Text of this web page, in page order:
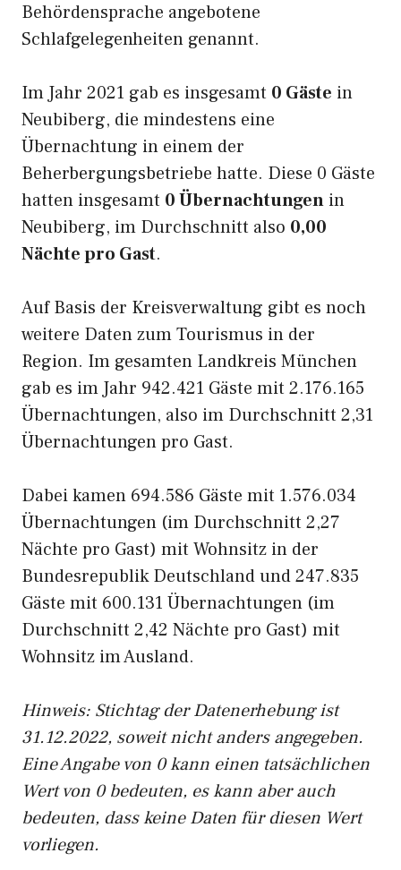
Behördensprache angebotene
Schlafgelegenheiten genannt.
Im Jahr 2021 gab es insgesamt 0 Gäste in
Neubiberg, die mindestens eine
Übernachtung in einem der
Beherbergungsbetriebe hatte. Diese 0 Gäste
hatten insgesamt 0 Übernachtungen in
Neubiberg, im Durchschnitt also 0,00
Nächte pro Gast.
Auf Basis der Kreisverwaltung gibt es noch
weitere Daten zum Tourismus in der
Region. Im gesamten Landkreis München
gab es im Jahr 942.421 Gäste mit 2.176.165
Übernachtungen, also im Durchschnitt 2,31
Übernachtungen pro Gast.
Dabei kamen 694.586 Gäste mit 1.576.034
Übernachtungen (im Durchschnitt 2,27
Nächte pro Gast) mit Wohnsitz in der
Bundesrepublik Deutschland und 247.835
Gäste mit 600.131 Übernachtungen (im
Durchschnitt 2,42 Nächte pro Gast) mit
Wohnsitz im Ausland.
Hinweis: Stichtag der Datenerhebung ist
31.12.2022, soweit nicht anders angegeben.
Eine Angabe von 0 kann einen tatsächlichen
Wert von 0 bedeuten, es kann aber auch
bedeuten, dass keine Daten für diesen Wert
vorliegen.